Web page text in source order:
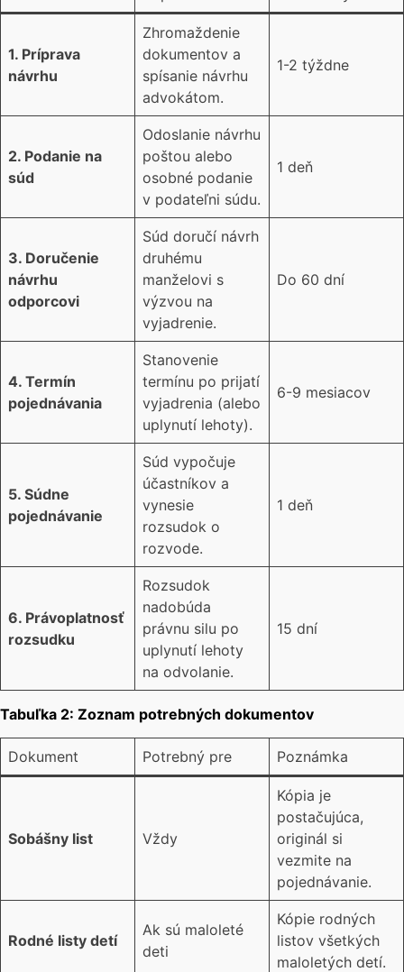
1. Príprava
návrhu
Zhromaždenie
dokumentov a
spísanie návrhu
advokátom.
1-2 týždne
2. Podanie na
súd
Odoslanie návrhu
poštou alebo
osobné podanie
v podateľni súdu.
1 deň
3. Doručenie
návrhu
odporcovi
Súd doručí návrh
druhému
manželovi s
výzvou na
vyjadrenie.
Do 60 dní
4. Termín
pojednávania
Stanovenie
termínu po prijatí
vyjadrenia (alebo
uplynutí lehoty).
6-9 mesiacov
5. Súdne
pojednávanie
Súd vypočuje
účastníkov a
vynesie
rozsudok o
rozvode.
1 deň
6. Právoplatnosť
rozsudku
Rozsudok
nadobúda
právnu silu po
uplynutí lehoty
na odvolanie.
15 dní
Tabuľka 2: Zoznam potrebných dokumentov
Dokument Potrebný pre Poznámka
Sobášny list Vždy
Kópia je
postačujúca,
originál si
vezmite na
pojednávanie.
Rodné listy detí
Ak sú maloleté
deti
Kópie rodných
listov všetkých
maloletých detí.